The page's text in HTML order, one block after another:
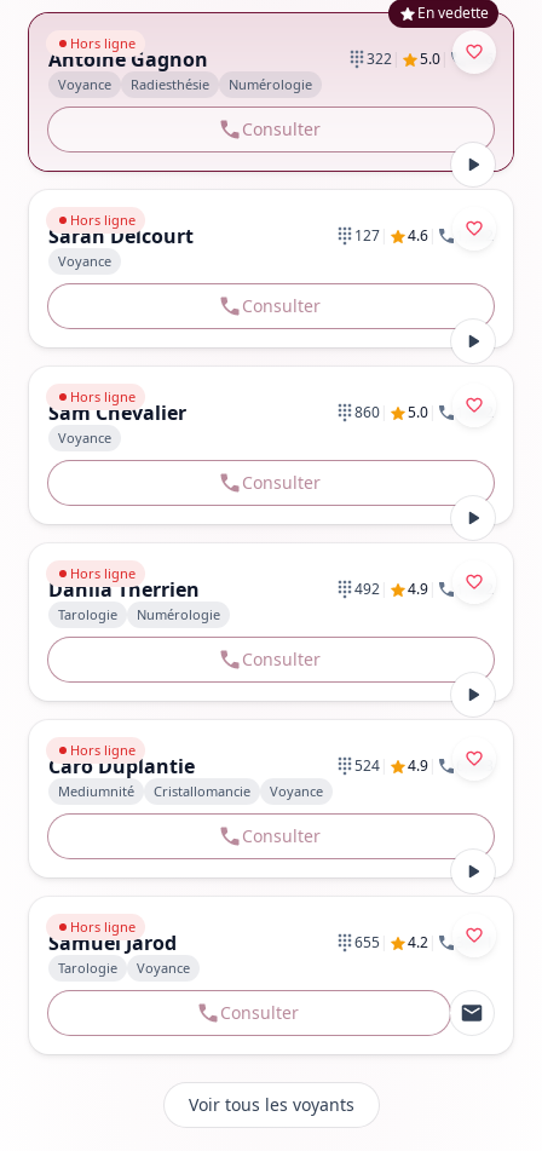
En vedette
Aller au profil de Antoine Gagnon
Hors ligne
Antoine Gagnon 322 5.0 326
Voyance Radiesthésie Numérologie
Consulter
Hors ligne
Sarah Delcourt 127 4.6 1,202
Voyance
Consulter
Hors ligne
Sam Chevalier 860 5.0 1,942
Voyance
Consulter
Hors ligne
Dahlia Therrien 492 4.9 1,762
Tarologie Numérologie
Consulter
Hors ligne
Caro Duplantie 524 4.9 6,063
Mediumnité Cristallomancie Voyance
Consulter
Hors ligne
Samuel Jarod 655 4.2 3,971
Tarologie Voyance
Consulter
Voir tous les voyants